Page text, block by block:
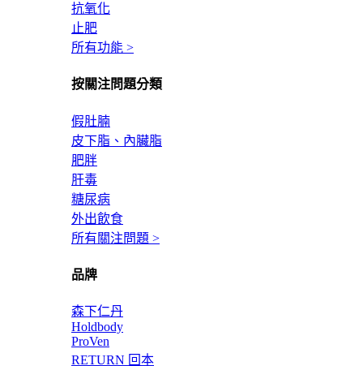
抗氧化
止肥
所有功能 >
按關注問題分類
假肚腩
皮下脂、內臟脂
肥胖
肝毒
糖尿病
外出飲食
所有關注問題 >
品牌
森下仁丹
Holdbody
ProVen
RETURN 回本